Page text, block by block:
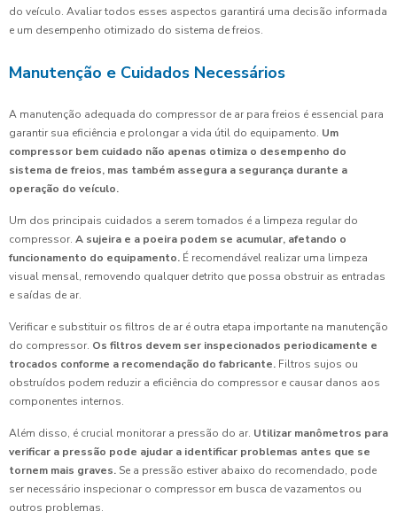
do veículo. Avaliar todos esses aspectos garantirá uma decisão informada
e um desempenho otimizado do sistema de freios.
Manutenção e Cuidados Necessários
A manutenção adequada do compressor de ar para freios é essencial para
garantir sua eficiência e prolongar a vida útil do equipamento. Um
compressor bem cuidado não apenas otimiza o desempenho do
sistema de freios, mas também assegura a segurança durante a
operação do veículo.
Um dos principais cuidados a serem tomados é a limpeza regular do
compressor. A sujeira e a poeira podem se acumular, afetando o
funcionamento do equipamento. É recomendável realizar uma limpeza
visual mensal, removendo qualquer detrito que possa obstruir as entradas
e saídas de ar.
Verificar e substituir os filtros de ar é outra etapa importante na manutenção
do compressor. Os filtros devem ser inspecionados periodicamente e
trocados conforme a recomendação do fabricante. Filtros sujos ou
obstruídos podem reduzir a eficiência do compressor e causar danos aos
componentes internos.
Além disso, é crucial monitorar a pressão do ar. Utilizar manômetros para
verificar a pressão pode ajudar a identificar problemas antes que se
tornem mais graves. Se a pressão estiver abaixo do recomendado, pode
ser necessário inspecionar o compressor em busca de vazamentos ou
outros problemas.